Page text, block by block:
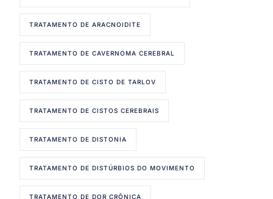
TRATAMENTO DE ARACNOIDITE
TRATAMENTO DE CAVERNOMA CEREBRAL
TRATAMENTO DE CISTO DE TARLOV
TRATAMENTO DE CISTOS CEREBRAIS
TRATAMENTO DE DISTONIA
TRATAMENTO DE DISTÚRBIOS DO MOVIMENTO
TRATAMENTO DE DOR CRÔNICA